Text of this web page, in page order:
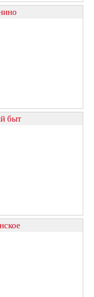
быт